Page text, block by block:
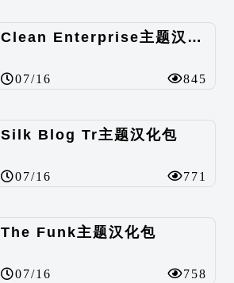
Clean Enterprise主题汉化包
07/16 845
Silk Blog Tr主题汉化包
07/16 771
The Funk主题汉化包
07/16 758